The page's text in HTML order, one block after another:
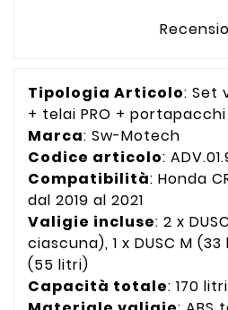
Tipologia Articolo: Set
+ telai PRO + portapacchi
Marca: Sw-Motech
Codice articolo:
Compatibilità: Honda
dal 2019 al 2021
Valigie incluse: 2 x
ciascuna), 1 x DUSC M (33
(55 litri)
Capacità totale: 170 litri